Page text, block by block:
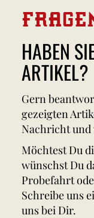
HABEN
ARTIKEL?
Gern
gezeigten
Nachricht
Möchtest Du
wünschst Du
Probefahrt
Schreibe uns
uns bei Dir.